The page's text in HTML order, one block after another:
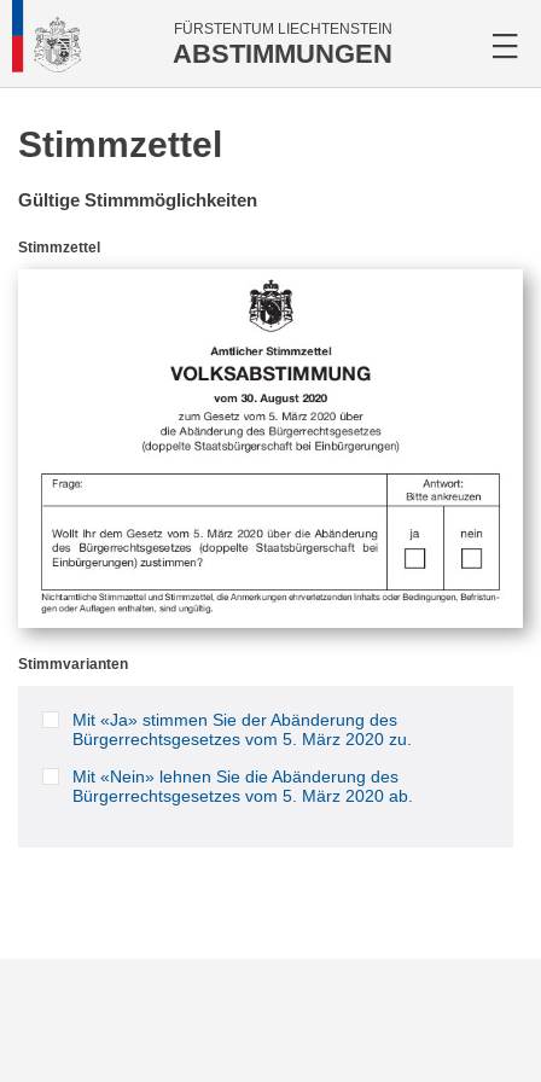
FÜRSTENTUM LIECHTENSTEIN
ABSTIMMUNGEN
Stimmzettel
Gültige Stimmmöglichkeiten
Stimmzettel
Stimmvarianten
Mit «Ja» stimmen Sie der Abänderung des
Bürgerrechtsgesetzes vom 5. März 2020 zu.
Mit «Nein» lehnen Sie die Abänderung des
Bürgerrechtsgesetzes vom 5. März 2020 ab.